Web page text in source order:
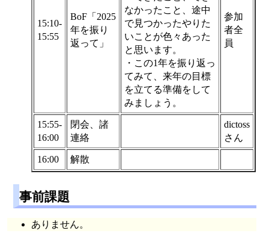
15:10-
15:55
BoF「2025
年を振り
返って」
なかったこと、途中
で見つかったやりた
いことが色々あった
と思います。
・この1年を振り返っ
てみて、来年の目標
を立てる準備をして
みましょう。
参加
者全
員
15:55-
16:00
閉会、諸
連絡
dictoss
さん
16:00 解散
事前課題
ありません。